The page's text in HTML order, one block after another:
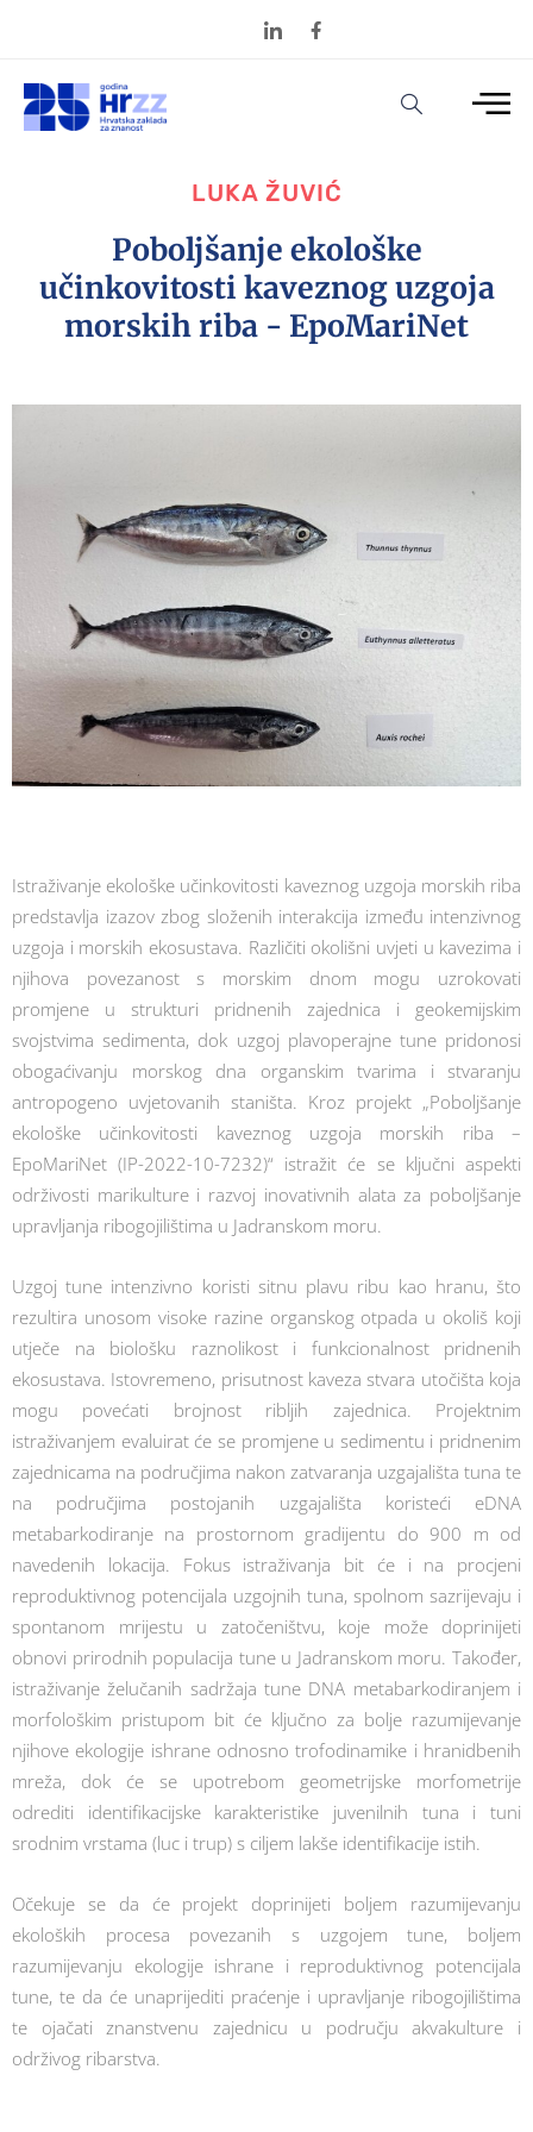
LUKA ŽUVIĆ
Poboljšanje ekološke
učinkovitosti kaveznog uzgoja
morskih riba - EpoMariNet
Istraživanje ekološke učinkovitosti kaveznog uzgoja morskih riba
predstavlja izazov zbog složenih interakcija između intenzivnog
uzgoja i morskih ekosustava. Različiti okolišni uvjeti u kavezima i
njihova povezanost s morskim dnom mogu uzrokovati
promjene u strukturi pridnenih zajednica i geokemijskim
svojstvima sedimenta, dok uzgoj plavoperajne tune pridonosi
obogaćivanju morskog dna organskim tvarima i stvaranju
antropogeno uvjetovanih staništa. Kroz projekt „Poboljšanje
ekološke učinkovitosti kaveznog uzgoja morskih riba –
EpoMariNet (IP-2022-10-7232)“ istražit će se ključni aspekti
održivosti marikulture i razvoj inovativnih alata za poboljšanje
upravljanja ribogojilištima u Jadranskom moru.
Uzgoj tune intenzivno koristi sitnu plavu ribu kao hranu, što
rezultira unosom visoke razine organskog otpada u okoliš koji
utječe na biološku raznolikost i funkcionalnost pridnenih
ekosustava. Istovremeno, prisutnost kaveza stvara utočišta koja
mogu povećati brojnost ribljih zajednica. Projektnim
istraživanjem evaluirat će se promjene u sedimentu i pridnenim
zajednicama na područjima nakon zatvaranja uzgajališta tuna te
na područjima postojanih uzgajališta koristeći eDNA
metabarkodiranje na prostornom gradijentu do 900 m od
navedenih lokacija. Fokus istraživanja bit će i na procjeni
reproduktivnog potencijala uzgojnih tuna, spolnom sazrijevaju i
spontanom mrijestu u zatočeništvu, koje može doprinijeti
obnovi prirodnih populacija tune u Jadranskom moru. Također,
istraživanje želučanih sadržaja tune DNA metabarkodiranjem i
morfološkim pristupom bit će ključno za bolje razumijevanje
njihove ekologije ishrane odnosno trofodinamike i hranidbenih
mreža, dok će se upotrebom geometrijske morfometrije
odrediti identifikacijske karakteristike juvenilnih tuna i tuni
srodnim vrstama (luc i trup) s ciljem lakše identifikacije istih.
Očekuje se da će projekt doprinijeti boljem razumijevanju
ekoloških procesa povezanih s uzgojem tune, boljem
razumijevanju ekologije ishrane i reproduktivnog potencijala
tune, te da će unaprijediti praćenje i upravljanje ribogojilištima
te ojačati znanstvenu zajednicu u području akvakulture i
održivog ribarstva.